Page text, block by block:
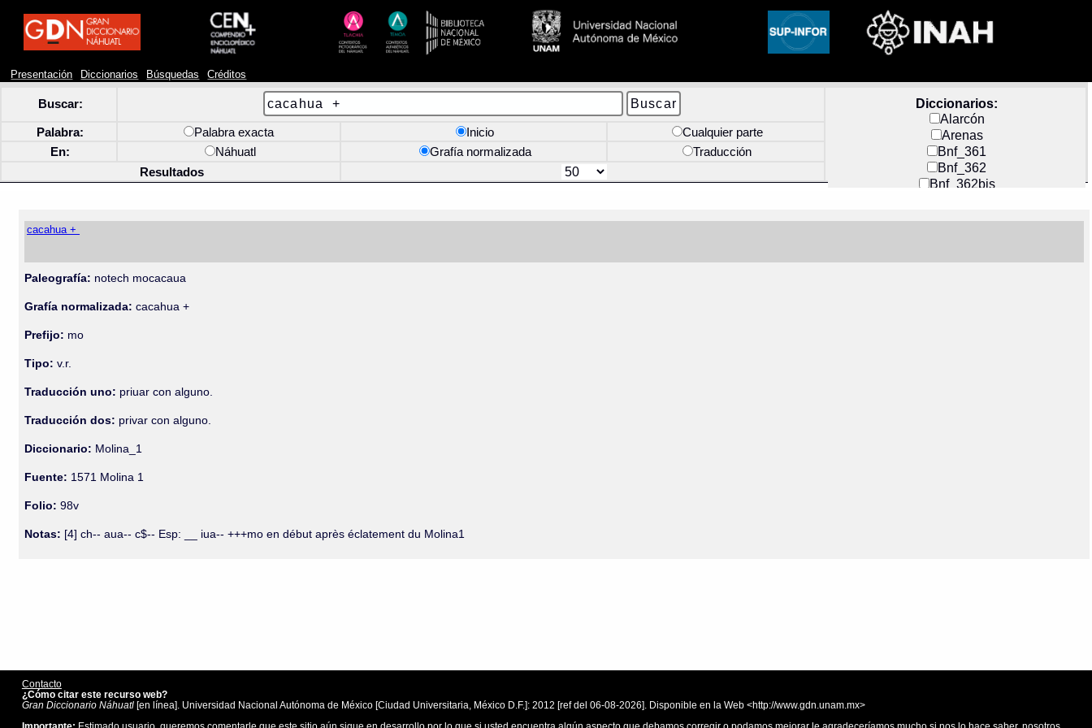
Presentación Diccionarios Búsquedas Créditos
Buscar:
Diccionarios:
Alarcón
Arenas
Bnf_361
Bnf_362
Bnf_362bis
Docs_México
Palabra: Palabra exacta Inicio
Cualquier parte
En:
Náhuatl Grafía normalizada
Traducción
Resultados
cacahua +
Paleografía: notech mocacaua
Grafía normalizada: cacahua +
Prefijo: mo
Tipo: v.r.
Traducción uno: priuar con alguno.
Traducción dos: privar con alguno.
Diccionario: Molina_1
Fuente: 1571 Molina 1
Folio: 98v
Notas: [4] ch-- aua-- c$-- Esp: __ iua-- +++mo en début après éclatement du Molina1
Contacto
¿Cómo citar este recurso web?
Gran Diccionario Náhuatl[en línea]. Universidad Nacional Autónoma de México [Ciudad Universitaria, México D.F.]: 2012 [ref del 06-08-2026]. Disponible en la Web <http://www.gdn.unam.mx>